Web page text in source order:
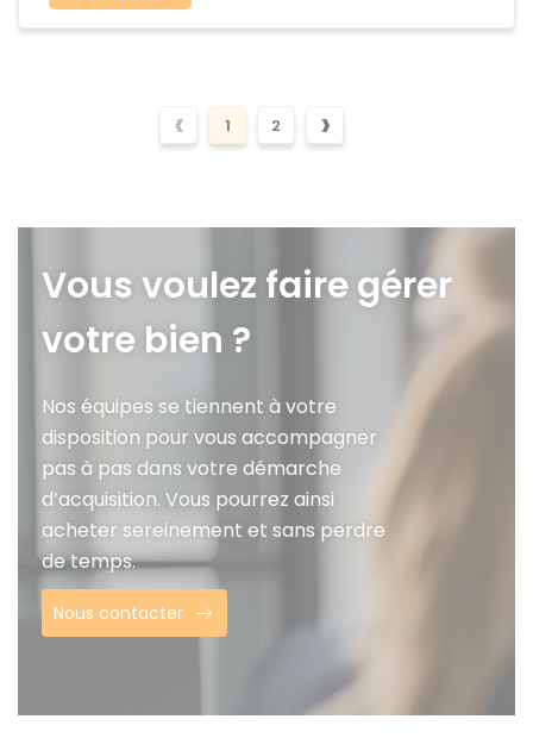
‹ 1 2 ›
Vous voulez faire gérer
votre bien ?
Nos équipes se tiennent à votre
disposition pour vous accompagner
pas à pas dans votre démarche
d’acquisition. Vous pourrez ainsi
acheter sereinement et sans perdre
de temps.
Nous contacter